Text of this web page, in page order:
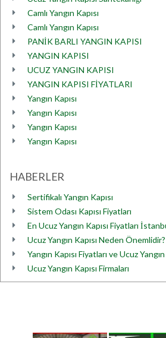
Camlı Yangın Kapısı
Camlı Yangın Kapısı
PANİK BARLI YANGIN KAPISI
YANGIN KAPISI
UCUZ YANGIN KAPISI
YANGIN KAPISI FİYATLARI
Yangın Kapısı
Yangın Kapısı
Yangın Kapısı
Yangın Kapısı
HABERLER
Sertifikalı Yangın Kapısı
Sistem Odası Kapısı Fiyatları
En Ucuz Yangın Kapısı Fiyatları
Ucuz Yangın Kapısı Neden Önemlidir?
Yangın Kapısı Fiyatları ve Ucuz
Ucuz Yangın Kapısı Firmaları